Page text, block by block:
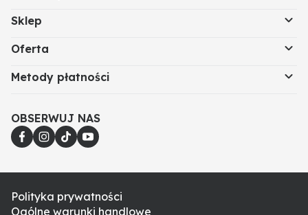
Sklep
Oferta
Metody płatności
OBSERWUJ NAS
Polityka prywatności
Ogólne warunki handlowe